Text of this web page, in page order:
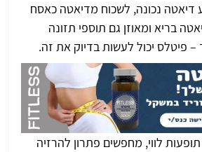
דיאטה נכונה, לשכוח מדיאטה כאסח
בריא ומאוזן גם תוספי תזונה
– פיטלס יכול לעשות בדיוק את זה.
לווי, מחפשים פתרון להרזיה